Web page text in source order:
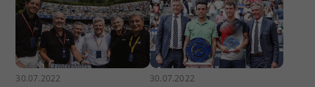
30.07.2022 30.07.2022